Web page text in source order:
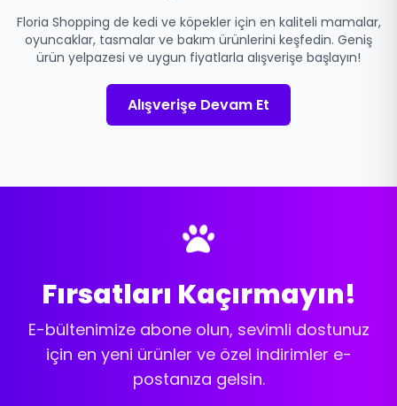
Floria Shopping de kedi ve köpekler için en kaliteli mamalar,
oyuncaklar, tasmalar ve bakım ürünlerini keşfedin. Geniş
ürün yelpazesi ve uygun fiyatlarla alışverişe başlayın!
Alışverişe Devam Et
Fırsatları Kaçırmayın!
E-bültenimize abone olun, sevimli dostunuz
için en yeni ürünler ve özel indirimler e-
postanıza gelsin.